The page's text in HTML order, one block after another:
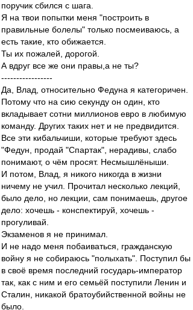
поручик сбился с шага.
Я на твои попытки меня "построить в
правильные болелы" только посмеиваюсь, а
есть такие, кто обижается.
Ты их пожалей, дорогой.
А вдруг все же они правы,а не ты?
-----------------
Да, Влад, относительно Федуна я категоричен.
Потому что на сию секунду он один, кто
вкладывает сотни миллионов евро в любимую
команду. Других таких нет и не предвидится.
Все эти кибальчиши, которые требуют здесь
"Федун, продай "Спартак", нерадивы, слабо
понимают, о чём просят. Несмышлёныши.
И потом, Влад, я никого никогда в жизни
ничему не учил. Прочитал несколько лекций,
было дело, но лекции, сам понимаешь, другое
дело: хочешь - конспектируй, хочешь -
прогуливай.
Экзаменов я не принимал.
И не надо меня побаиваться, гражданскую
войну я не собираюсь "полыхать". Поступил бы
в своё время последний государь-император
так, как с ним и его семьёй поступили Ленин и
Сталин, никакой братоубийственной войны не
было.